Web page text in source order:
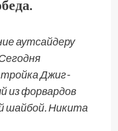
аутсайдеру
Джиг-
из форвардов
шайбой. Никита